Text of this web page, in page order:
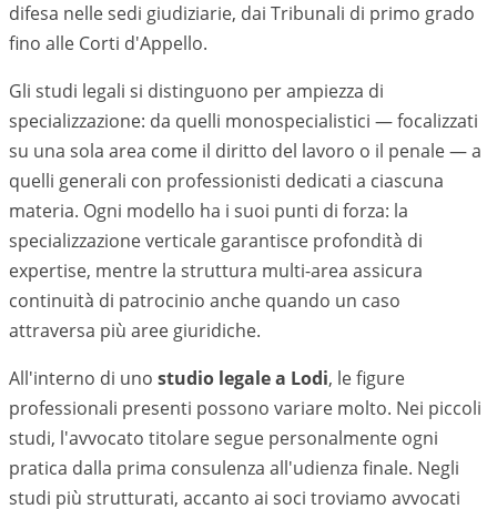
difesa nelle sedi giudiziarie, dai Tribunali di primo grado
fino alle Corti d'Appello.
Gli studi legali si distinguono per ampiezza di
specializzazione: da quelli monospecialistici — focalizzati
su una sola area come il diritto del lavoro o il penale — a
quelli generali con professionisti dedicati a ciascuna
materia. Ogni modello ha i suoi punti di forza: la
specializzazione verticale garantisce profondità di
expertise, mentre la struttura multi-area assicura
continuità di patrocinio anche quando un caso
attraversa più aree giuridiche.
All'interno di uno studio legale a Lodi, le figure
professionali presenti possono variare molto. Nei piccoli
studi, l'avvocato titolare segue personalmente ogni
pratica dalla prima consulenza all'udienza finale. Negli
studi più strutturati, accanto ai soci troviamo avvocati